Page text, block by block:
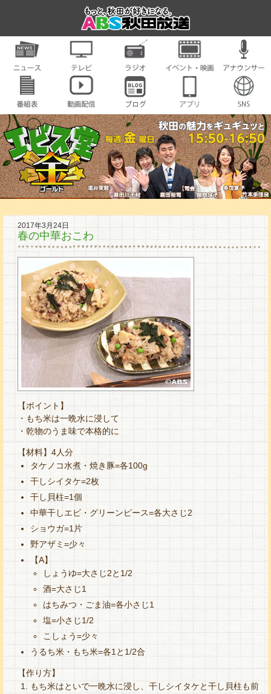
2017年3月24日
春の中華おこわ
【ポイント】
・もち米は一晩水に浸して
・乾物のうま味で本格的に
【材料】4人分
タケノコ水煮・焼き豚=各100g
干しシイタケ=2枚
干し貝柱=1個
中華干しエビ・グリーンピース=各大さじ2
ショウガ=1片
野アザミ=少々
【A】
しょうゆ=大さじ2と1/2
酒=大さじ1
はちみつ・ごま油=各小さじ1
塩=小さじ1/2
こしょう=少々
うるち米・もち米=各1と1/2合
【作り方】
もち米はといで一晩水に浸し、干しシイタケと干し貝柱も前